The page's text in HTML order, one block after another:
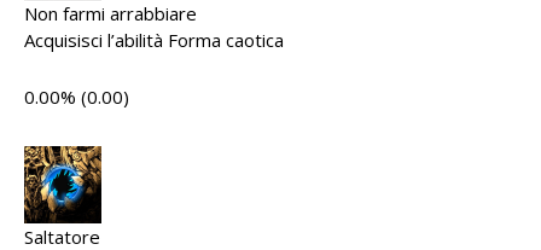
Non farmi arrabbiare
Acquisisci l’abilità Forma caotica
0.00% (0.00)
Saltatore